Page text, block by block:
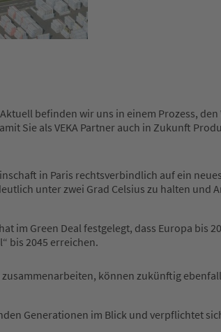
befinden wir uns in einem Prozess,
Sie als VEKA Partner auch in Zukunft
in Paris rechtsverbindlich auf ein
unter zwei Grad Celsius zu halten und
im Green Deal festgelegt, dass Europa
bis 2045 erreichen.
können zukünftig
Generationen im Blick und verpflichtet